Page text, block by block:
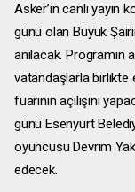
Asker’in canlı yayın
günü olan Büyük
anılacak. Programın
vatandaşlarla birlikte
fuarının açılışını
günü Esenyurt
oyuncusu Devrim
edecek.